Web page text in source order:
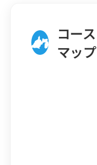
コース
マップ